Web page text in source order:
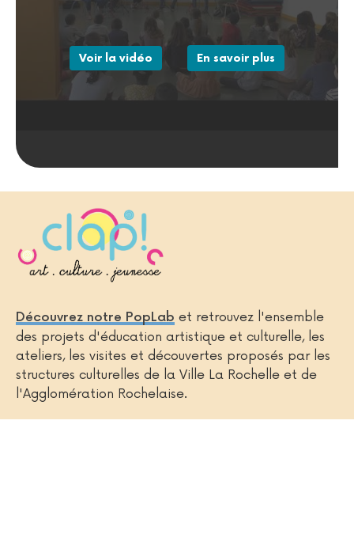
Voir la vidéo En savoir plus
Découvrez notre PopLab et retrouvez l'ensemble
des projets d'éducation artistique et culturelle, les
ateliers, les visites et découvertes proposés par les
structures culturelles de la Ville La Rochelle et de
l'Agglomération Rochelaise.